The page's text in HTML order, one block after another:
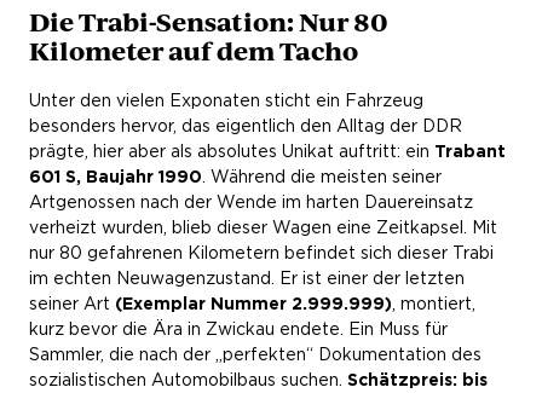
Die Trabi-Sensation: Nur 80
Kilometer auf dem Tacho
Unter den vielen Exponaten sticht ein Fahrzeug
besonders hervor, das eigentlich den Alltag der DDR
prägte, hier aber als absolutes Unikat auftritt: ein Trabant
601 S, Baujahr 1990 . Während die meisten seiner
Artgenossen nach der Wende im harten Dauereinsatz
verheizt wurden, blieb dieser Wagen eine Zeitkapsel. Mit
nur 80 gefahrenen Kilometern befindet sich dieser Trabi
im echten Neuwagenzustand. Er ist einer der letzten
seiner Art (Exemplar Nummer 2.999.999) , montiert,
kurz bevor die Ära in Zwickau endete. Ein Muss für
Sammler, die nach der „perfekten“ Dokumentation des
sozialistischen Automobilbaus suchen. Schätzpreis: bis